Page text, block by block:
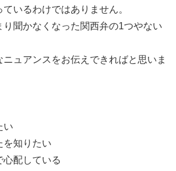
いるわけではありません。
聞かなくなった関西弁の1つやない
ュアンスをお伝えできればと思いま
い
を知りたい
心配している